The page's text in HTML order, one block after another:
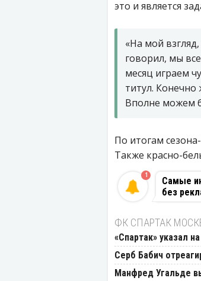
это и является
«На мой
говорил, мы
месяц играем
титул.
Вполне можем
По итогам
Также красно-
Самые
без
1
ФК СПАРТАК
«Спартак» указал
Серб Бабич
Манфред Угальде